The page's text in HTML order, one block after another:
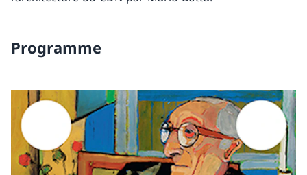
Programme